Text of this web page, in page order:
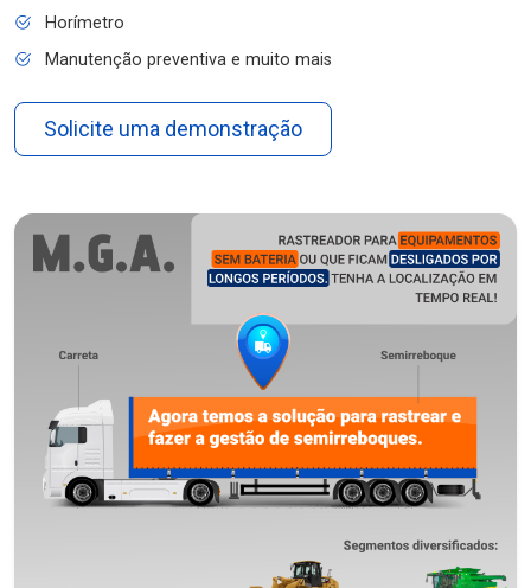
Horímetro
Manutenção preventiva e muito mais
Solicite uma demonstração